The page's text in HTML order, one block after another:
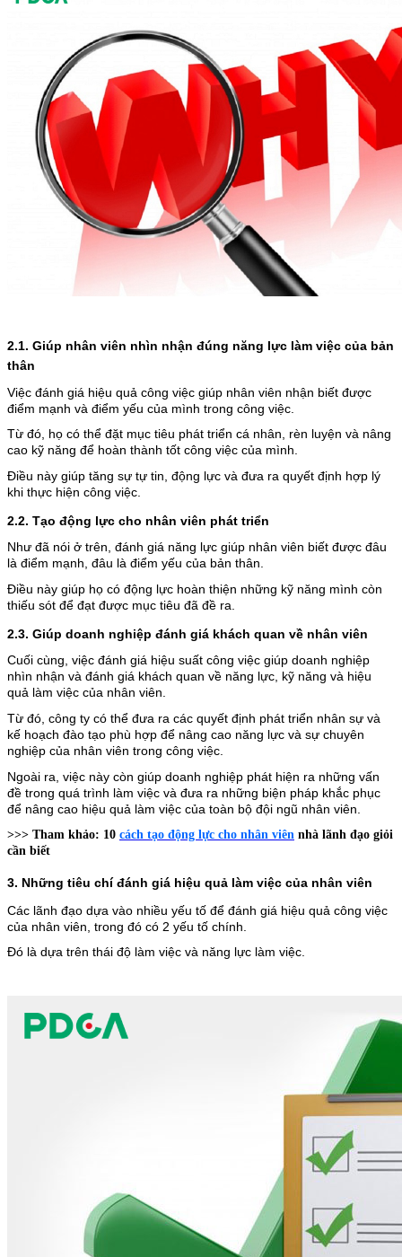
2.1. Giúp nhân viên nhìn nhận đúng năng lực làm việc của bản
thân
Việc đánh giá hiệu quả công việc giúp nhân viên nhận biết được
điểm mạnh và điểm yếu của mình trong công việc.
Từ đó, họ có thể đặt mục tiêu phát triển cá nhân, rèn luyện và nâng
cao kỹ năng để hoàn thành tốt công việc của mình.
Điều này giúp tăng sự tự tin, động lực và đưa ra quyết định hợp lý
khi thực hiện công việc.
2.2. Tạo động lực cho nhân viên phát triển
Như đã nói ở trên, đánh giá năng lực giúp nhân viên biết được đâu
là điểm mạnh, đâu là điểm yếu của bản thân.
Điều này giúp họ có động lực hoàn thiện những kỹ năng mình còn
thiếu sót để đạt được mục tiêu đã đề ra.
2.3. Giúp doanh nghiệp đánh giá khách quan về nhân viên
Cuối cùng, việc đánh giá hiệu suất công việc giúp doanh nghiệp
nhìn nhận và đánh giá khách quan về năng lực, kỹ năng và hiệu
quả làm việc của nhân viên.
Từ đó, công ty có thể đưa ra các quyết định phát triển nhân sự và
kế hoạch đào tạo phù hợp để nâng cao năng lực và sự chuyên
nghiệp của nhân viên trong công việc.
Ngoài ra, việc này còn giúp doanh nghiệp phát hiện ra những vấn
đề trong quá trình làm việc và đưa ra những biện pháp khắc phục
để nâng cao hiệu quả làm việc của toàn bộ đội ngũ nhân viên.
>>> Tham khảo: 10 cách tạo động lực cho nhân viên nhà lãnh đạo giỏi
cần biết
3. Những tiêu chí đánh giá hiệu quả làm việc của nhân viên
Các lãnh đạo dựa vào nhiều yếu tố để đánh giá hiệu quả công việc
của nhân viên, trong đó có 2 yếu tố chính.
Đó là dựa trên thái độ làm việc và năng lực làm việc.